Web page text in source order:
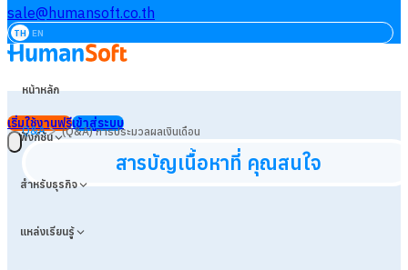
sale@humansoft.co.th
TH EN
หน้าหลัก
ฟังก์ชัน
สำหรับธุรกิจ
แหล่งเรียนรู้
เริ่มใช้งานฟรีเข้าสู่ระบบ
Q&A>(Q&A) การประมวลผลเงินเดือน
สารบัญเนื้อหาที่ คุณสนใจ